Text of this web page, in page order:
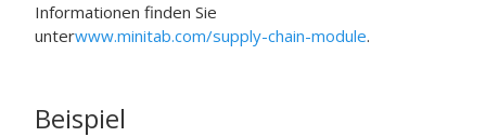
Informationen finden Sie
unterwww.minitab.com/supply-chain-module.
Beispiel